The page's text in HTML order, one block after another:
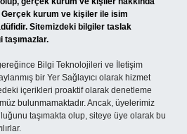
Gerçek kurum ve kişiler ile isim
Sitemizdeki bilgiler taslak
taşımazlar.
Bilgi Teknolojileri ve İletişim
bir Yer Sağlayıcı olarak hizmet
içerikleri proaktif olarak denetleme
bulunmamaktadır. Ancak, üyelerimiz
taşımakta olup, siteye üye olarak bu